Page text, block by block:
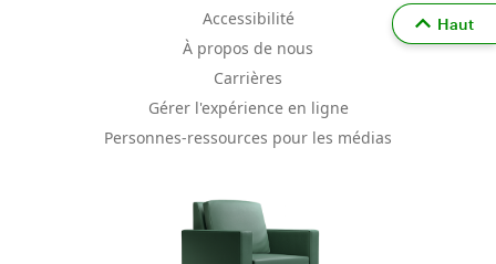
Accessibilité
À propos de nous
Carrières
Gérer l'expérience en ligne
Personnes-ressources pour les médias
Haut